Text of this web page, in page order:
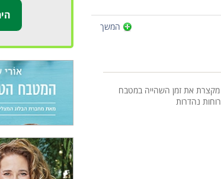
המשך
את זמן השהייה במטבח
נהדרות